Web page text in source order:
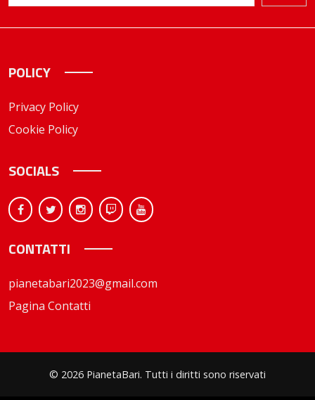
POLICY
Privacy Policy
Cookie Policy
SOCIALS
CONTATTI
pianetabari2023@gmail.com
Pagina Contatti
© 2026 PianetaBari. Tutti i diritti sono riservati